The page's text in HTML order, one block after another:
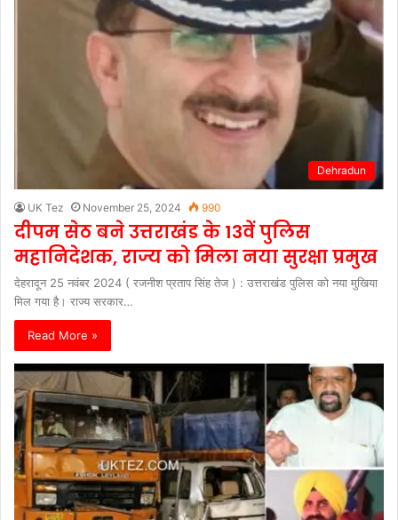
Dehradun
UK Tez November 25, 2024 990
दीपम सेठ बने उत्तराखंड के 13वें पुलिस
महानिदेशक, राज्य को मिला नया सुरक्षा प्रमुख
देहरादून 25 नवंबर 2024 ( रजनीश प्रताप सिंह तेज ) : उत्तराखंड पुलिस को नया मुखिया
मिल गया है। राज्य सरकार…
Read More »